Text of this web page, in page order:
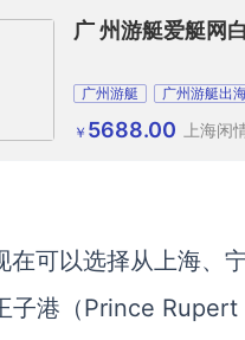
广 州游艇爱艇网
广州游艇 广州游艇出
￥ 5688.00 上海闲
在可以选择从上海、
子港 （Prince Rupert